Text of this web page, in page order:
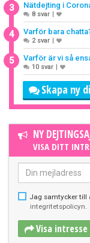
3 Nätdejting i
8 svar |
4 Varför bara
2 svar |
5 Varför är vi så
10 svar |
Skapa ny
NY
VISA DITT
Jag samtycker
integritetspolicyn.
Visa intresse